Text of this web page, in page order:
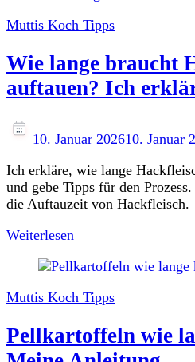
Muttis Koch Tipps
Wie lange braucht
auftauen? Ich
10. Januar 202610. Januar
Ich erkläre, wie lange
und gebe Tipps für den
die Auftauzeit von Hackfleisch.
Weiterlesen
Muttis Koch Tipps
Pellkartoffeln wie